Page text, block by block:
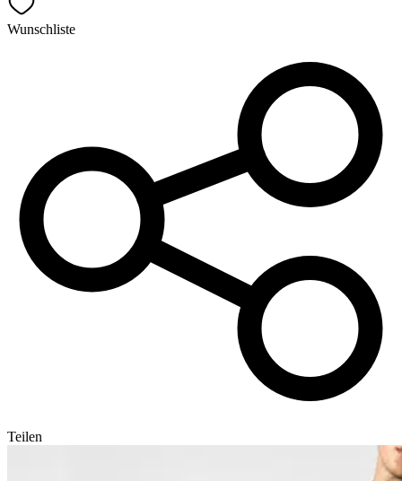
Wunschliste
Teilen